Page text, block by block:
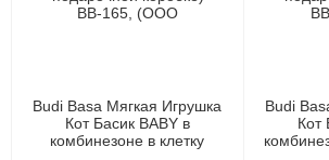
Budi Basa Мягкая Игрушка
Кот Басик BABY в
комбинезоне в клетку
Budi
Кот